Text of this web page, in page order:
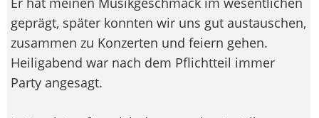
geprägt, später konnten wir uns gut austauschen,
zusammen zu Konzerten und feiern gehen.
Heiligabend war nach dem Pflichtteil immer
Party angesagt.